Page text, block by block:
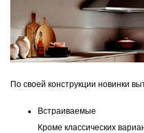
По своей конструкции новинки
Встраиваемые
Кроме классических